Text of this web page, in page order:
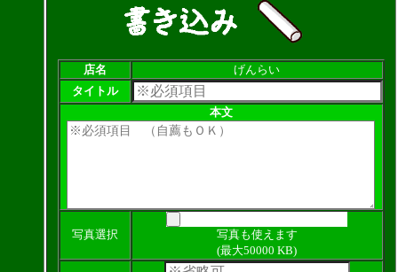
店名
げんらい
タイトル
本文
写真選択
写真も使えます
(最大50000 KB)